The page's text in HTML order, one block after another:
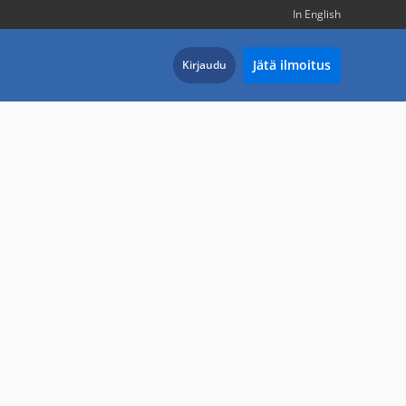
In English
Kirjaudu Jätä ilmoitus